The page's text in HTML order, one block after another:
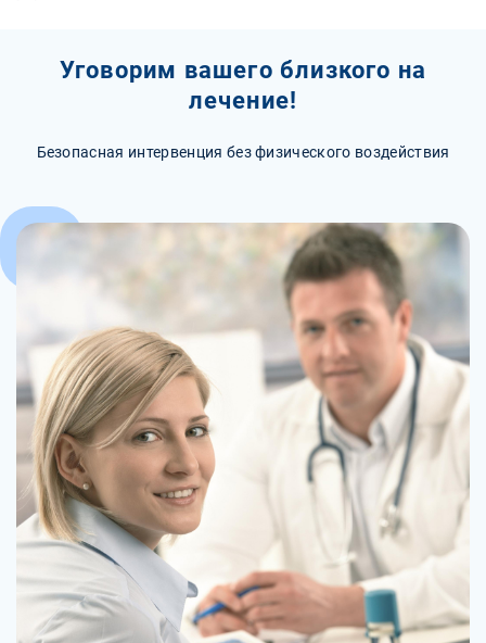
Уговорим вашего близкого на
лечение!
Безопасная интервенция без физического воздействия